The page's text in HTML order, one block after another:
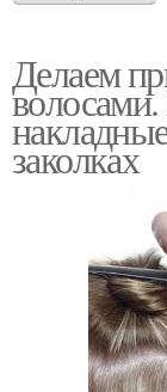
Делаем
заколках